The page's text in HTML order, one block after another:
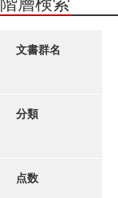
近代刊行写真帳類
更新履歴
文書群名
分類
点数